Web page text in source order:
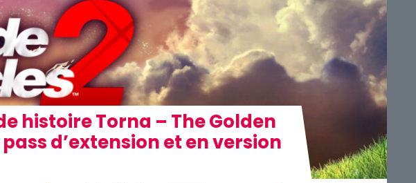
histoire Torna – The Golden
d’extension et en version